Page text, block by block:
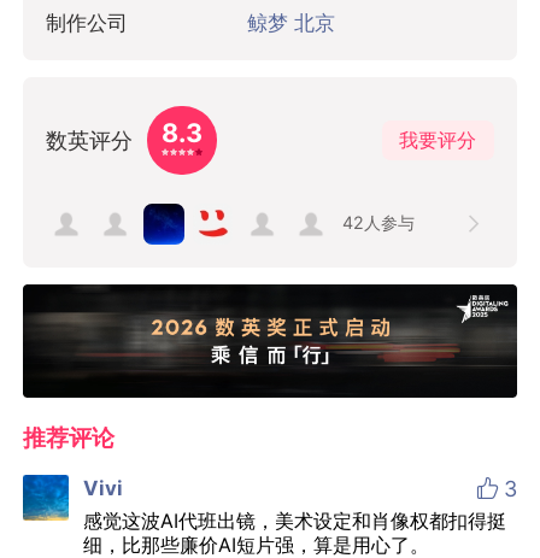
制作公司 鲸梦 北京
数英评分 8.3 我要评分
42 人参与
推荐评论
Vivi  3
感觉这波AI代班出镜，美术设定和肖像权都扣得挺
细，比那些廉价AI短片强，算是用心了。